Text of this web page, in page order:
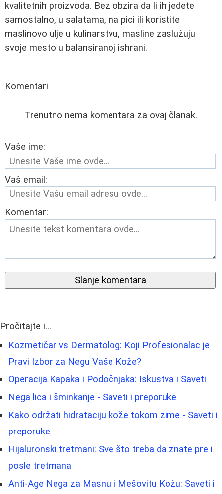
kvalitetnih proizvoda. Bez obzira da li ih jedete
samostalno, u salatama, na pici ili koristite
maslinovo ulje u kulinarstvu, masline zaslužuju
svoje mesto u balansiranoj ishrani.
Komentari
Trenutno nema komentara za ovaj članak.
Vaše ime:
Vaš email:
Komentar:
Slanje komentara
Pročitajte i...
Kozmetičar vs Dermatolog: Koji Profesionalac je
Pravi Izbor za Negu Vaše Kože?
Operacija Kapaka i Podočnjaka: Iskustva i Saveti
Nega lica i šminkanje - Saveti i preporuke
Kako održati hidrataciju kože tokom zime - Saveti i
preporuke
Hijaluronski tretmani: Sve što treba da znate pre i
posle tretmana
Anti-Age Nega za Masnu i Mešovitu Kožu: Saveti i